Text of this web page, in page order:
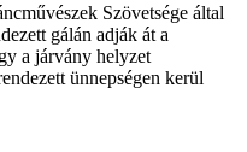
Szövetsége által
gálán adják át a
a járvány helyzet
ünnepségen kerül